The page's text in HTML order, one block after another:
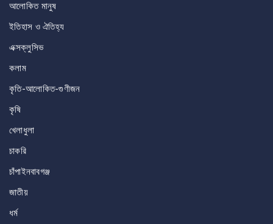
আলোকিত মানুষ
ইতিহাস ও ঐতিহ্য
এক্সক্লুসিভ
কলাম
কৃতি-আলোকিত-গুণীজন
কৃষি
খেলাধুলা
চাকরি
চাঁপাইনবাবগঞ্জ
জাতীয়
ধর্ম